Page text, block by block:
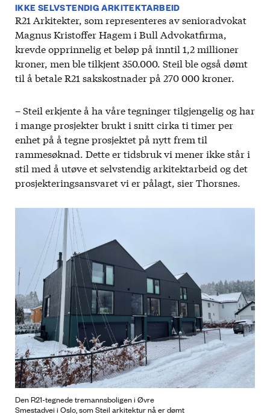
IKKE SELVSTENDIG ARKITEKTARBEID
R21 Arkitekter, som representeres av senioradvokat
Magnus Kristoffer Hagem i Bull Advokatfirma,
krevde opprinnelig et beløp på inntil 1,2 millioner
kroner, men ble tilkjent 350.000. Steil ble også dømt
til å betale R21 sakskostnader på 270 000 kroner.
– Steil erkjente å ha våre tegninger tilgjengelig og har
i mange prosjekter brukt i snitt cirka ti timer per
enhet på å tegne prosjektet på nytt frem til
rammesøknad. Dette er tidsbruk vi mener ikke står i
stil med å utøve et selvstendig arkitektarbeid og det
prosjekteringsansvaret vi er pålagt, sier Thorsnes.
Den R21-tegnede tremannsboligen i Øvre
Smestadvei i Oslo, som Steil arkitektur nå er dømt